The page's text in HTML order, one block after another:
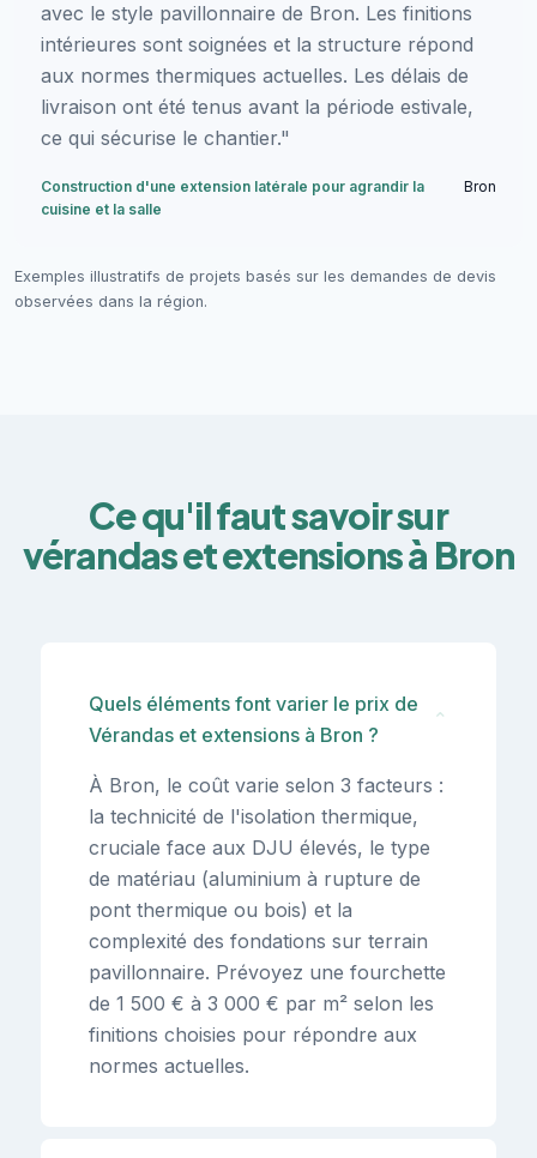
avec le style pavillonnaire de Bron. Les finitions
intérieures sont soignées et la structure répond
aux normes thermiques actuelles. Les délais de
livraison ont été tenus avant la période estivale,
ce qui sécurise le chantier."
Construction d'une extension latérale pour agrandir la
cuisine et la salle
Bron
Exemples illustratifs de projets basés sur les demandes de devis
observées dans la région.
Ce qu'il faut savoir sur
vérandas et extensions à Bron
Quels éléments font varier le prix de
Vérandas et extensions à Bron ?
⌄
À Bron, le coût varie selon 3 facteurs :
la technicité de l'isolation thermique,
cruciale face aux DJU élevés, le type
de matériau (aluminium à rupture de
pont thermique ou bois) et la
complexité des fondations sur terrain
pavillonnaire. Prévoyez une fourchette
de 1 500 € à 3 000 € par m² selon les
finitions choisies pour répondre aux
normes actuelles.